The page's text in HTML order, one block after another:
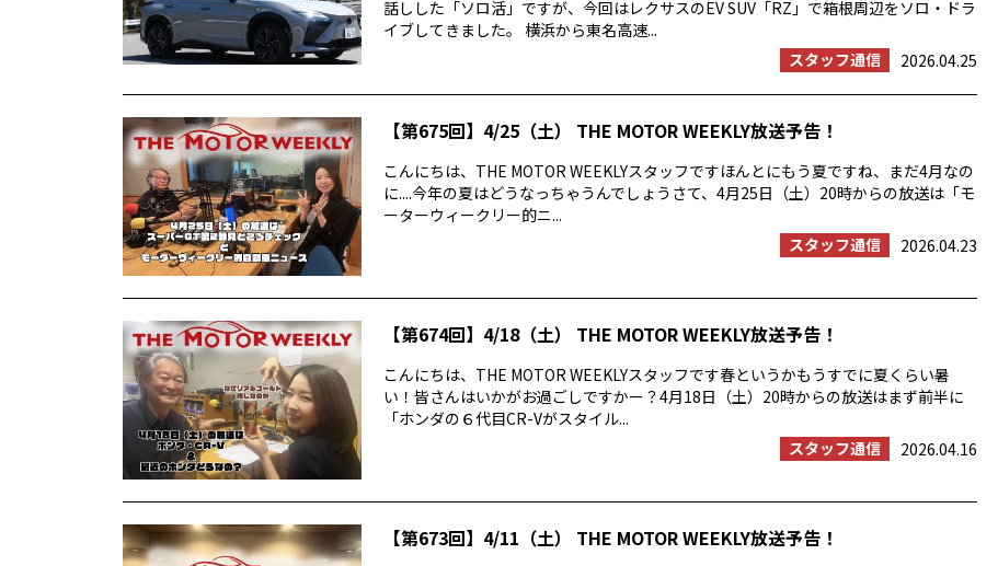
話しした「ソロ活」ですが、今回はレクサスのEV SUV「RZ」で箱根周辺をソロ・ドラ
イブしてきました。 横浜から東名高速...
スタッフ通信
2026.04.25
【第675回】4/25（土） THE MOTOR WEEKLY放送予告！
こんにちは、THE MOTOR WEEKLYスタッフですほんとにもう夏ですね、まだ4月なの
に....今年の夏はどうなっちゃうんでしょうさて、4月25日（土）20時からの放送は「モ
ーターウィークリー的ニ...
スタッフ通信
2026.04.23
【第674回】4/18（土） THE MOTOR WEEKLY放送予告！
こんにちは、THE MOTOR WEEKLYスタッフです春というかもうすでに夏くらい暑
い！皆さんはいかがお過ごしですかー？4月18日（土）20時からの放送はまず前半に
「ホンダの６代目CR-Vがスタイル...
スタッフ通信
2026.04.16
【第673回】4/11（土） THE MOTOR WEEKLY放送予告！